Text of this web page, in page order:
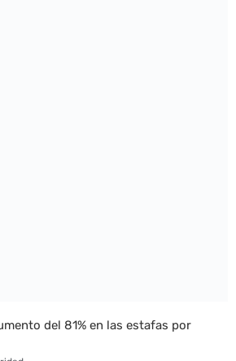
del 81% en las estafas por